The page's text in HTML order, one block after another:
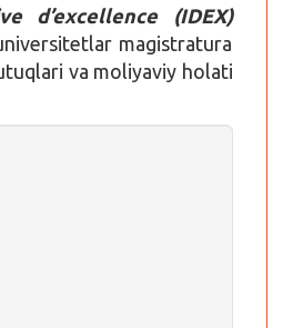
d’excellence (IDEX)
magistratura
va moliyaviy holati